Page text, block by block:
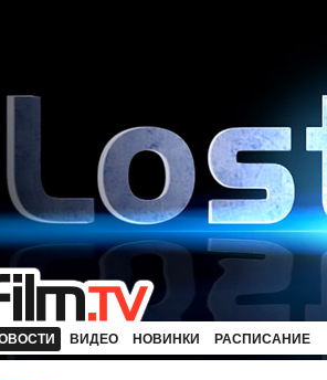
ВИДЕО НОВИНКИ РАСПИСАНИЕ